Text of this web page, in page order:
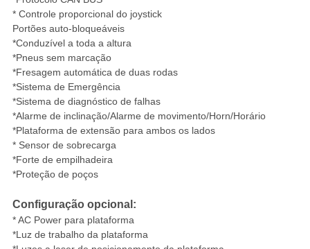
* Controle proporcional do joystick
Portões auto-bloqueáveis
*Conduzível a toda a altura
*Pneus sem marcação
*Fresagem automática de duas rodas
*Sistema de Emergência
*Sistema de diagnóstico de falhas
*Alarme de inclinação/Alarme de movimento/Horn/Horário
*Plataforma de extensão para ambos os lados
* Sensor de sobrecarga
*Forte de empilhadeira
*Proteção de poços
Configuração opcional:
* AC Power para plataforma
*Luz de trabalho da plataforma